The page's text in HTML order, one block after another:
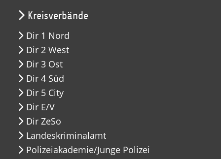
Kreisverbände
Dir 1 Nord
Dir 2 West
Dir 3 Ost
Dir 4 Süd
Dir 5 City
Dir E/V
Dir ZeSo
Landeskriminalamt
Polizeiakademie/Junge Polizei